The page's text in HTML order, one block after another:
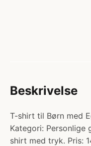
Beskrivelse
T-shirt til Børn med
Kategori: Personlige
shirt med tryk. Pris: